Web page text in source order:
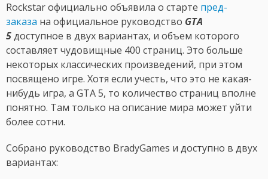
Rockstar официально объявила о старте пред-
заказа на официальное руководство GTA
5доступное в двух вариантах, и объем которого
составляет чудовищные 400 страниц. Это больше
некоторых классических произведений, при этом
посвящено игре. Хотя если учесть, что это не какая-
нибудь игра, а GTA 5, то количество страниц вполне
понятно. Там только на описание мира может уйти
более сотни.
Собрано руководство BradyGames и доступно в двух
вариантах: